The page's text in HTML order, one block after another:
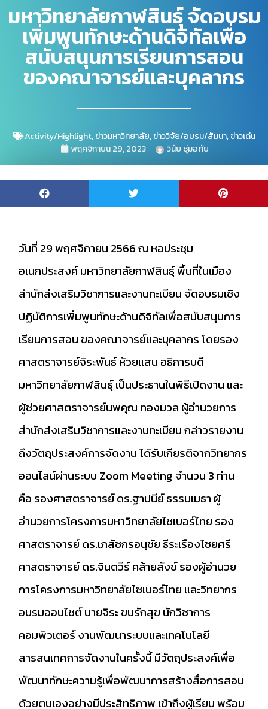
มหาวิทยาลัยกาฬสินธุ์ จัดอบรม
เพิ่มพูนทักษะด้านดิจิทัลเพื่อ
สนับสนุนการเรียนการสอน
ของคณาจารย์และบุคลากร
Activity/Highlight,ข่าวมหาวิทยาลัย,ข่าววิจัย/อบรม/สัมนา,ข่าวเด่น
พฤศจิกายน 29, 2023
วินัย ชุ่มอภัย
วันที่ 29 พฤศจิกายน 2566 ณ หอประชุม
อเนกประสงค์ มหาวิทยาลัยกาฬสินธุ์ พื้นที่ในเมือง
สำนักส่งเสริมวิชาการและงานทะเบียน จัดอบรมเชิง
ปฏิบัติการเพิ่มพูนทักษะด้านดิจิทัลเพื่อสนับสนุนการ
เรียนการสอน ของคณาจารย์และบุคลากร โดยรอง
ศาสตราจารย์จิระพันธ์ ห้วยแสน อธิการบดี
มหาวิทยาลัยกาฬสินธุ์ เป็นประธานในพิธีเปิดงาน และ
ผู้ช่วยศาสตราจารย์นพคุณ ทองมวล ผู้อำนวยการ
สำนักส่งเสริมวิชาการและงานทะเบียน กล่าวรายงาน
ถึงวัตถุประสงค์การจัดงาน ได้รับเกียรติจากวิทยากร
ออนไลน์ผ่านระบบ Zoom Meeting จำนวน 3 ท่าน
คือ รองศาสตราจารย์ ดร.ฐาปนีย์ ธรรมเมธา ผู้
อำนวยการโครงการมหาวิทยาลัยไซเบอร์ไทย รอง
ศาสตราจารย์ ดร.เภสัชกรอนุชัย ธีระเรืองไชยศรี
ศาสตราจารย์ ดร.จินตวีร์ คล้ายสังข์ รองผู้อำนวย
การโครงการมหาวิทยาลัยไซเบอร์ไทย และวิทยากร
อบรมออนไซต์ นายจิระ ขนรักสุข นักวิชาการ
คอมพิวเตอร์ งานพัฒนาระบบและเทคโนโลยี
สารสนเทศการจัดงานในครั้งนี้ มีวัตถุประสงค์เพื่อ
พัฒนาทักษะความรู้เพื่อพัฒนาการสร้างสื่อการสอน
ด้วยตนเองอย่างมีประสิทธิภาพ เข้าถึงผู้เรียน พร้อม